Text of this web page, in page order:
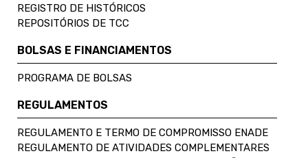
REGISTRO DE HISTÓRICOS
REPOSITÓRIOS DE TCC
BOLSAS E FINANCIAMENTOS
PROGRAMA DE BOLSAS
REGULAMENTOS
REGULAMENTO E TERMO DE COMPROMISSO ENADE
REGULAMENTO DE ATIVIDADES COMPLEMENTARES